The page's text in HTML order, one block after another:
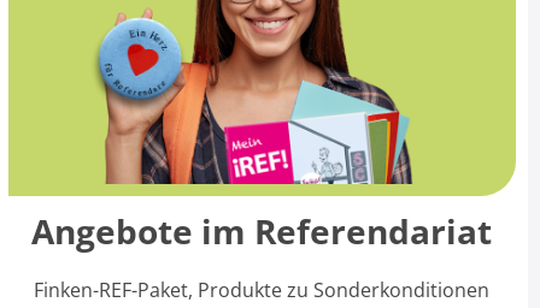
Angebote im Referendariat
Finken-REF-Paket, Produkte zu Sonderkonditionen